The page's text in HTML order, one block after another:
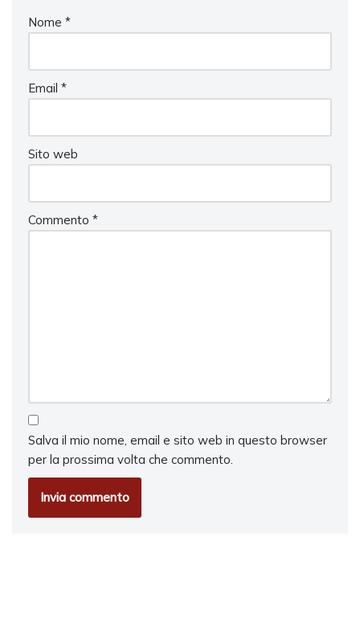
Nome *
Email *
Sito web
Commento *
Salva il mio nome, email e sito web in questo browser
per la prossima volta che commento.